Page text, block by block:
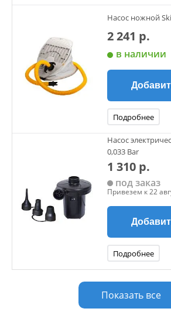
Насос ножной
2 241 р.
в наличии
Подробнее
Насос
0,033 Bar
1 310 р.
под заказ
Привезем к 22
Подробнее
Показать все